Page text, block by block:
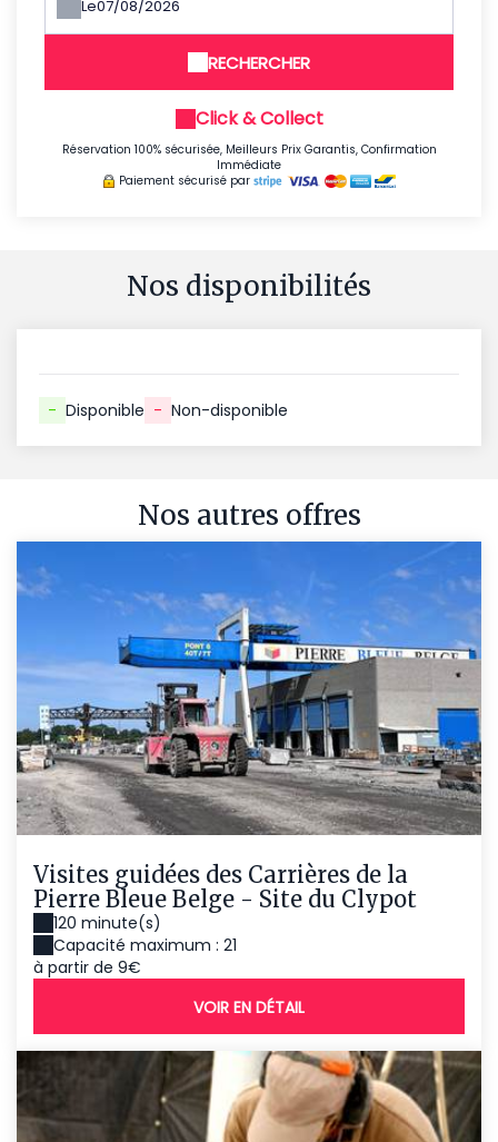
Le
RECHERCHER
Click & Collect
Réservation 100% sécurisée, Meilleurs Prix Garantis, Confirmation
Immédiate
Paiement sécurisé par
Nos disponibilités
- Disponible - Non-disponible
Nos autres offres
Visites guidées des Carrières de la
Pierre Bleue Belge - Site du Clypot
120 minute(s)
Capacité maximum : 21
à partir de 9€
VOIR EN DÉTAIL